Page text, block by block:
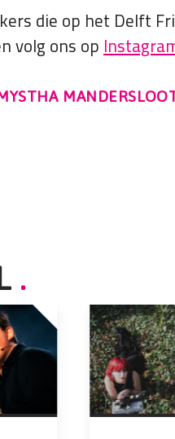
die op het Delft
volg ons op
.